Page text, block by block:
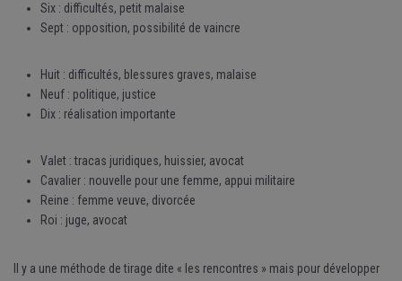
Six : difficultés, petit malaise
Sept : opposition, possibilité de vaincre
Huit : difficultés, blessures graves, malaise
Neuf : politique, justice
Dix : réalisation importante
Valet : tracas juridiques, huissier, avocat
Cavalier : nouvelle pour une femme, appui militaire
Reine : femme veuve, divorcée
Roi : juge, avocat
Il y a une méthode de tirage dite « les rencontres » mais pour développer